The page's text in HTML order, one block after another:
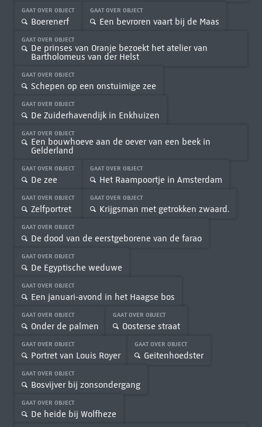
GAAT OVER OBJECT
Boerenerf
GAAT OVER OBJECT
Een bevroren vaart bij de Maas
GAAT OVER OBJECT
De prinses van Oranje bezoekt het atelier van
Bartholomeus van der Helst
GAAT OVER OBJECT
Schepen op een onstuimige zee
GAAT OVER OBJECT
De Zuiderhavendijk in Enkhuizen
GAAT OVER OBJECT
Een bouwhoeve aan de oever van een beek in
Gelderland
GAAT OVER OBJECT
De zee
GAAT OVER OBJECT
Het Raampoortje in Amsterdam
GAAT OVER OBJECT
Zelfportret
GAAT OVER OBJECT
Krijgsman met getrokken zwaard.
GAAT OVER OBJECT
De dood van de eerstgeborene van de farao
GAAT OVER OBJECT
De Egyptische weduwe
GAAT OVER OBJECT
Een januari-avond in het Haagse bos
GAAT OVER OBJECT
Onder de palmen
GAAT OVER OBJECT
Oosterse straat
GAAT OVER OBJECT
Portret van Louis Royer
GAAT OVER OBJECT
Geitenhoedster
GAAT OVER OBJECT
Bosvijver bij zonsondergang
GAAT OVER OBJECT
De heide bij Wolfheze